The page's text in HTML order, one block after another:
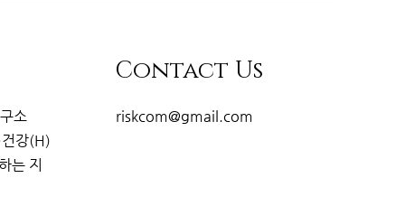
소
건강(H)
는 지
Contact Us
riskcom@gmail.com